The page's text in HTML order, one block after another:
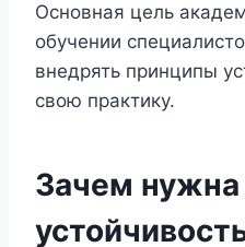
Основная цель
обучении
внедрять принципы
свою практику.
Зачем нужна